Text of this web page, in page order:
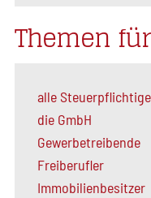
Themen für
alle
die GmbH
Gewerbetreibende
Freiberufler
Immobilienbesitzer